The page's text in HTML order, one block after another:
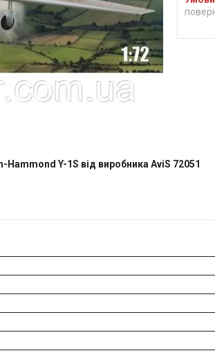
Y-1S від виробника AviS 72051